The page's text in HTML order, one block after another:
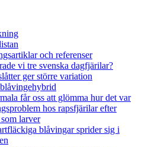
och referenser
vi tre svenska dagfjärilar?
ger större variation
får oss att glömma hur det var
hos rapsfjärilar efter
larver
blåvingar sprider sig i